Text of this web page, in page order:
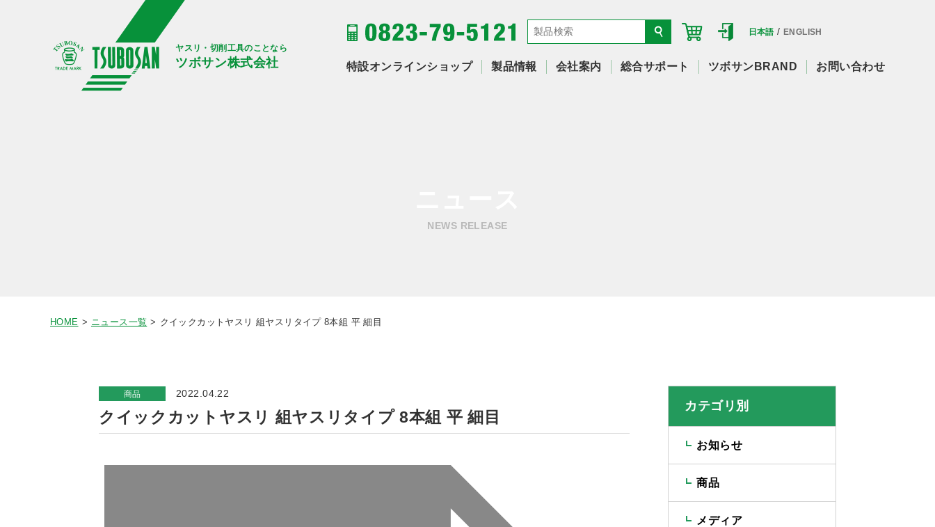
ヤスリ・切削工具のことなら
ツボサン株式会社
日本語/ENGLISH
特設オンラインショップ 製品情報 会社案内 総合サポート ツボサンBRAND お問い合わせ
NEWS RELEASE
HOME ニュース一覧 クイックカットヤスリ 組ヤスリタイプ 8本組 平 細目
商品 2022.04.22
クイックカットヤスリ 組ヤスリタイプ 8本組 平 細目
カテゴリ別
お知らせ
商品
メディア